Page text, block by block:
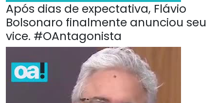
Após dias de expectativa, Flávio
Bolsonaro finalmente anunciou seu
vice. #OAntagonista